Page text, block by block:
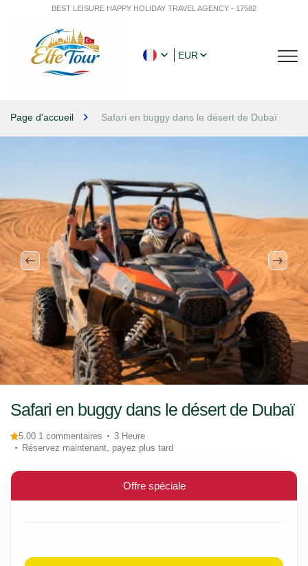
BEST LEISURE HAPPY HOLIDAY TRAVEL AGENCY - 17582
EUR
Page d'accueil Safari en buggy dans le désert de Dubaï
Safari en buggy dans le désert de Dubaï
5.00 1 commentaires
3 Heure
Réservez maintenant, payez plus tard
Offre spéciale